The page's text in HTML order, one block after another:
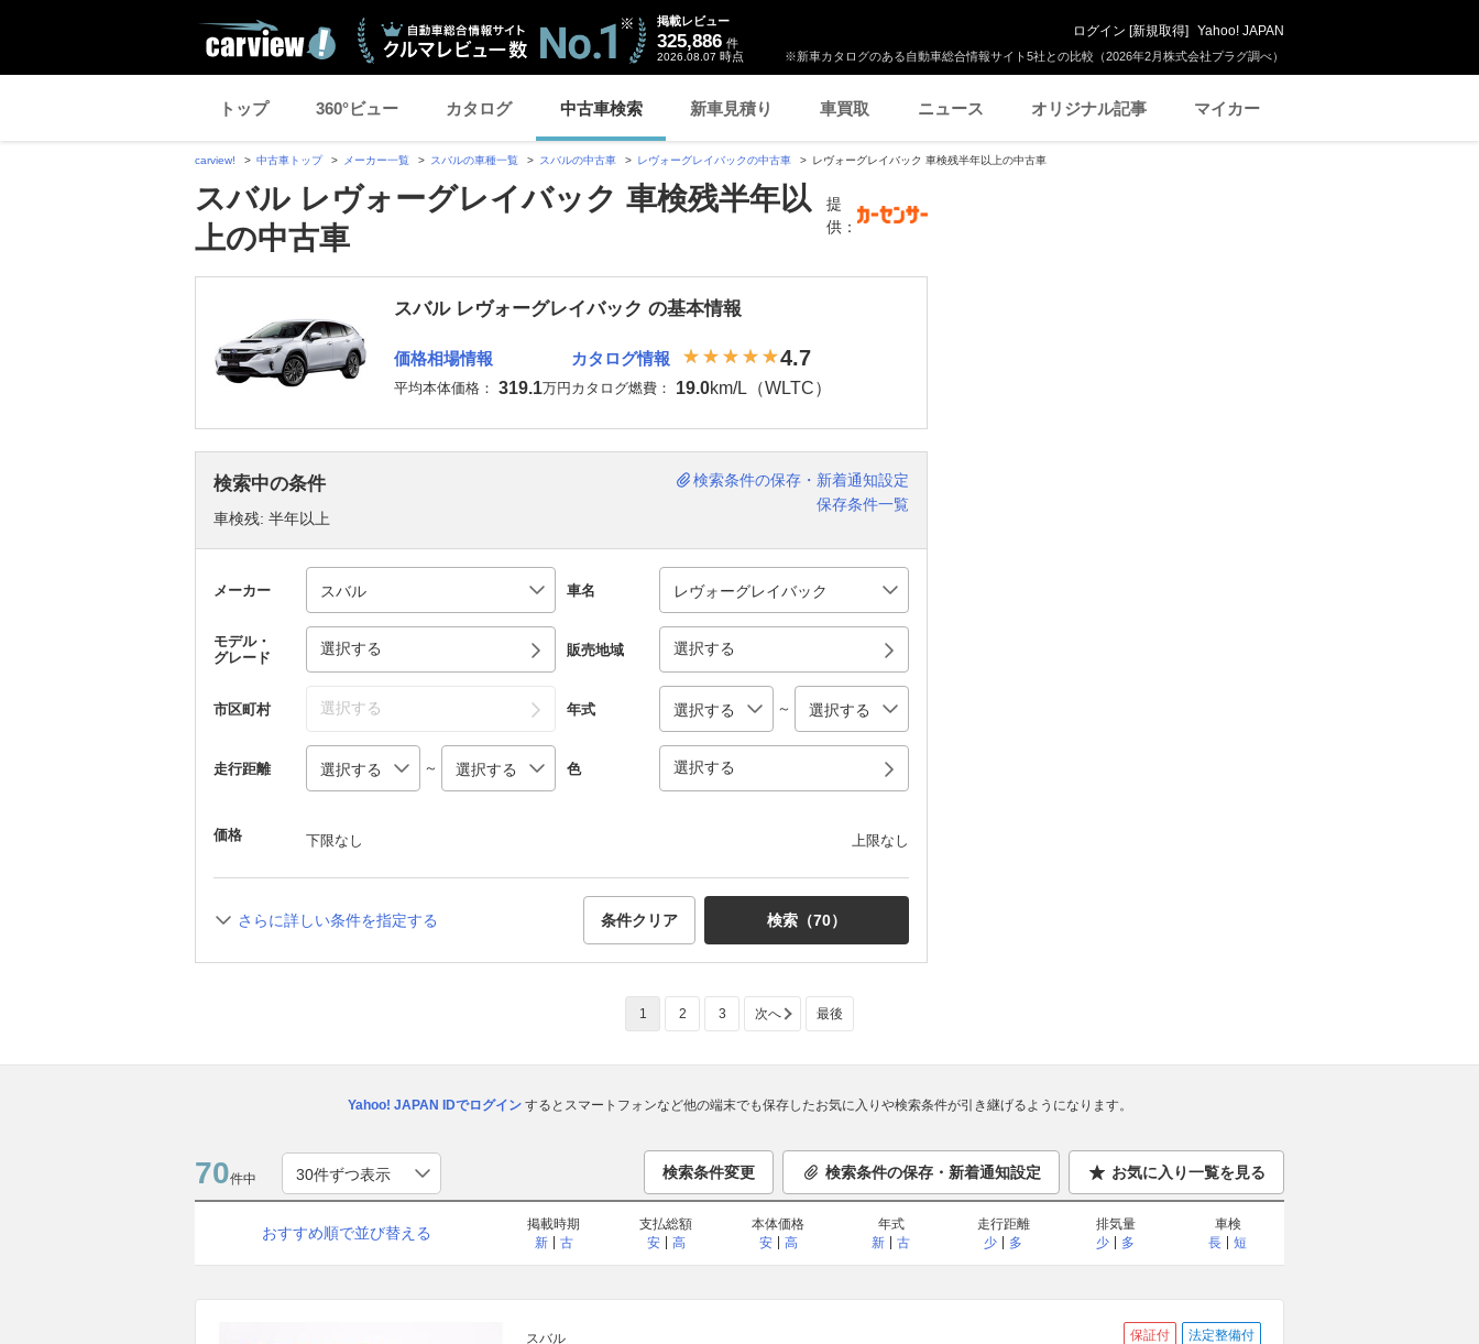
※新車カタログのある自動車総合情報サイト5社との比較（2026年2月株式会社プラグ調べ）
掲載レビュー
325,886 件
2026.08.07 時点
ログイン [新規取得] Yahoo! JAPAN
トップ 360°ビュー カタログ 中古車検索 新車見積り 車買取 ニュース オリジナル記事 マイカー
carview! 中古車トップ メーカー一覧 スバルの車種一覧 スバルの中古車 レヴォーグレイバックの中古車 レヴォーグレイバック 車検残半年以上の中古車
スバル レヴォーグレイバック 車検残半年以
上の中古車
提
供：
スバル レヴォーグレイバック の基本情報
価格相場情報
平均本体価格： 319.1万円
カタログ情報 4.7
カタログ燃費： 19.0km/L（WLTC）
検索中の条件
車検残: 半年以上
検索条件の保存・新着通知設定
保存条件一覧
メーカー 車名
モデル・
グレード
選択する 販売地域 選択する
市区町村 選択する 年式 ～
走行距離 ～ 色 選択する
価格 下限なし 上限なし
さらに詳しい条件を指定する 条件クリア 検索（70）
1 2 3 次へ 最後
Yahoo! JAPAN IDでログインするとスマートフォンなど他の端末でも保存したお気に入りや検索条件が引き継げるようになります。
70件中 検索条件変更 検索条件の保存・新着通知設定 お気に入り一覧を見る
おすすめ順で並び替える
掲載時期
新
古
支払総額
安
高
本体価格
安
高
年式
新
古
走行距離
少
多
排気量
少
多
車検
長
短
スバル 保証付 法定整備付